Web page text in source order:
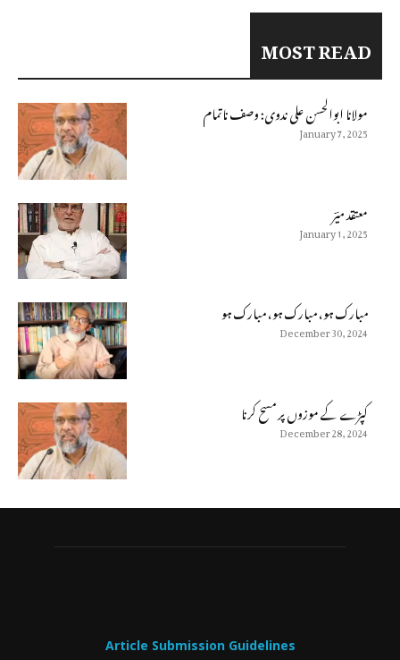
MOST READ
مولانا ابوالحسن على ندوى: وصف ناتمام
January 7, 2025
معتقد میؔر
January 1, 2025
مبارک ہو، مبارک ہو، مبارک ہو
December 30, 2024
كپڑے كے موزوں پر مسح كرنا
December 28, 2024
Article Submission Guidelines